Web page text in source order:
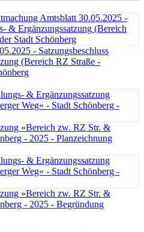
- Satzungsbeschluss
(Bereich RZ Straße -
»Bereich zw. RZ Str. &
- 2025 - Planzeichnung
»Bereich zw. RZ Str. &
- 2025 - Begründung